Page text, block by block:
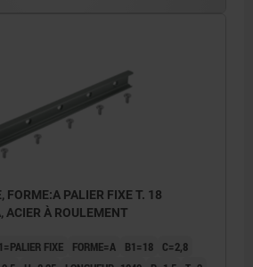
FORME:A PALIER FIXE T. 18
ACIER À ROULEMENT
FIXE FORME=A B1=18
C=2,8